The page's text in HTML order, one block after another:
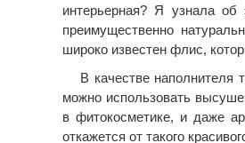
интерьерная? Я узнала
преимущественно
широко известен флис,
В качестве наполнителя
можно использовать
в фитокосметике, и даже
откажется от такого